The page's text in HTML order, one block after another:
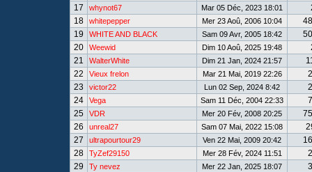
17
whynot67 Mar 05 Déc, 2023 18:01
18
whitepepper Mer 23 Aoû, 2006 10:04
19
WHITE AND BLACK Sam 09 Avr, 2005 18:42
20
Weewid Dim 10 Aoû, 2025 19:48
21
WalterWhite Dim 21 Jan, 2024 21:57
22
Vieux frelon Mar 21 Mai, 2019 22:26
23
victor22 Lun 02 Sep, 2024 8:42
24
Vega Sam 11 Déc, 2004 22:33
25
VDR Mer 20 Fév, 2008 20:25
26
unreal27 Sam 07 Mai, 2022 15:08
27
ultrapourtour29 Ven 22 Mai, 2009 20:42
28
TyZef29150 Mer 28 Fév, 2024 11:51
29
Ty nevez Mer 22 Jan, 2025 18:07